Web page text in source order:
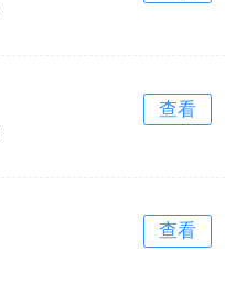
查看
查看